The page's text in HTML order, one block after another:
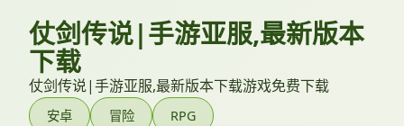
仗剑传说|手游亚服,最新版本
下载
仗剑传说|手游亚服,最新版本下载游戏免费下载
安卓 冒险 RPG